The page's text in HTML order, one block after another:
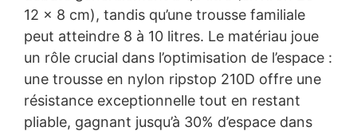
12 × 8 cm), tandis qu’une trousse familiale
peut atteindre 8 à 10 litres. Le matériau joue
un rôle crucial dans l’optimisation de l’espace :
une trousse en nylon ripstop 210D offre une
résistance exceptionnelle tout en restant
pliable, gagnant jusqu’à 30% d’espace dans